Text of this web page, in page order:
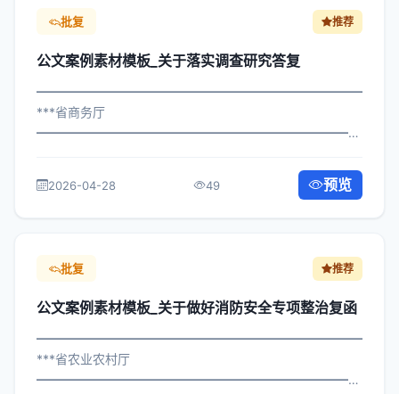
批复 推荐
公文案例素材模板_关于落实调查研究答复
***省商务厅
深入贯彻落实习近平总书记关于关于落...
2026-04-28 49 预览
批复 推荐
公文案例素材模板_关于做好消防安全专项整治复函
***省农业农村厅